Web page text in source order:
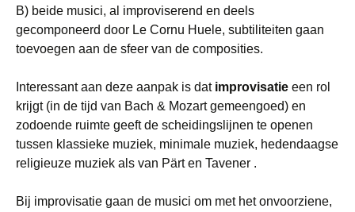
B) beide musici, al improviserend en deels
gecomponeerd door Le Cornu Huele, subtiliteiten gaan
toevoegen aan de sfeer van de composities.
Interessant aan deze aanpak is datimprovisatie een rol
krijgt (in de tijd van Bach & Mozart gemeengoed) en
zodoende ruimte geeft de scheidingslijnen te openen
tussen klassieke muziek, minimale muziek, hedendaagse
religieuze muziek als van Pärt en Tavener .
Bij improvisatie gaan de musici om met het onvoorziene,